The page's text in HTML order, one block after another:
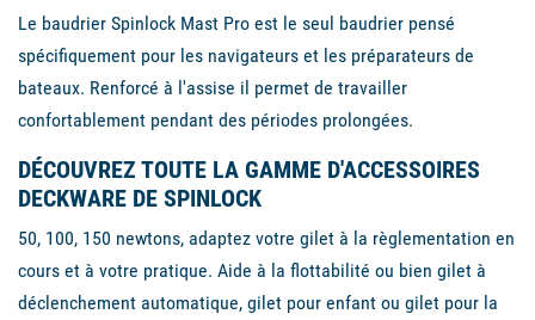
Le baudrier Spinlock Mast Pro est le seul baudrier pensé
spécifiquement pour les navigateurs et les préparateurs de
bateaux. Renforcé à l'assise il permet de travailler
confortablement pendant des périodes prolongées.
DÉCOUVREZ TOUTE LA GAMME D'ACCESSOIRES
DECKWARE DE SPINLOCK
50, 100, 150 newtons, adaptez votre gilet à la règlementation en
cours et à votre pratique. Aide à la flottabilité ou bien gilet à
déclenchement automatique, gilet pour enfant ou gilet pour la